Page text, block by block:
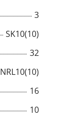
3
SK10(10)
32
NRL10(10)
16
10
Popup